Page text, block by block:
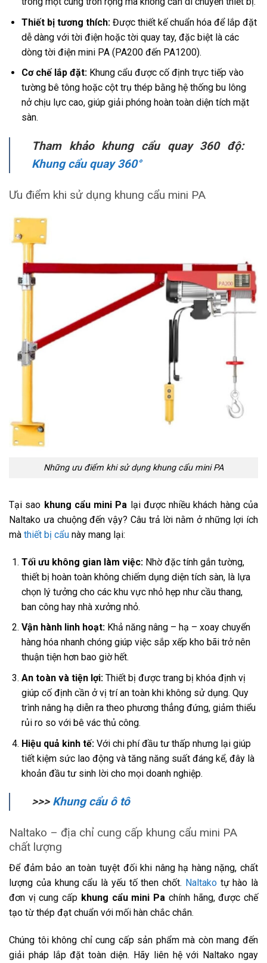
Thiết bị tương thích:Được thiết kế chuẩn hóa để lắp đặt
dễ dàng với tời điện hoặc tời quay tay, đặc biệt là các
dòng tời điện mini PA (PA200 đến PA1200).
Cơ chế lắp đặt:Khung cẩu được cố định trực tiếp vào
tường bê tông hoặc cột trụ thép bằng hệ thống bu lông
nở chịu lực cao, giúp giải phóng hoàn toàn diện tích mặt
sàn.
Tham khảo khung cẩu quay 360 độ:
Khung cẩu quay 360°
Ưu điểm khi sử dụng khung cẩu mini PA
Những ưu điểm khi sử dụng khung cẩu mini PA
Tại sao khung cẩu mini Pa lại được nhiều khách hàng của
Naltako ưa chuộng đến vậy? Câu trả lời nằm ở những lợi ích
mà thiết bị cẩu này mang lại:
Tối ưu không gian làm việc:Nhờ đặc tính gắn tường,
thiết bị hoàn toàn không chiếm dụng diện tích sàn, là lựa
chọn lý tưởng cho các khu vực nhỏ hẹp như cầu thang,
ban công hay nhà xưởng nhỏ.
Vận hành linh hoạt:Khả năng nâng – hạ – xoay chuyển
hàng hóa nhanh chóng giúp việc sắp xếp kho bãi trở nên
thuận tiện hơn bao giờ hết.
An toàn và tiện lợi:Thiết bị được trang bị khóa định vị
giúp cố định cần ở vị trí an toàn khi không sử dụng. Quy
trình nâng hạ diễn ra theo phương thẳng đứng, giảm thiểu
rủi ro so với bê vác thủ công.
Hiệu quả kinh tế:Với chi phí đầu tư thấp nhưng lại giúp
tiết kiệm sức lao động và tăng năng suất đáng kể, đây là
khoản đầu tư sinh lời cho mọi doanh nghiệp.
>>> Khung cẩu ô tô
Naltako – địa chỉ cung cấp khung cẩu mini PA
chất lượng
Để đảm bảo an toàn tuyệt đối khi nâng hạ hàng nặng, chất
lượng của khung cẩu là yếu tố then chốt. Naltakotự hào là
đơn vị cung cấp khung cẩu mini Pa chính hãng, được chế
tạo từ thép đạt chuẩn với mối hàn chắc chắn.
Chúng tôi không chỉ cung cấp sản phẩm mà còn mang đến
giải pháp lắp đặt toàn diện. Hãy liên hệ với Naltako ngay